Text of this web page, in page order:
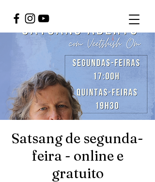
Satsang de segunda-
feira - online e
gratuito